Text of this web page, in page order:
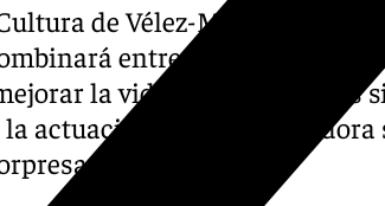
de Vélez-Málaga Alicia
entretenimiento para
la vida de los animales
la actuación de la